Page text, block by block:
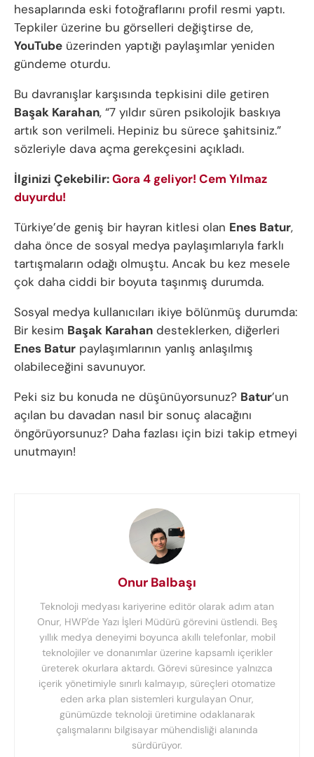
hesaplarında eski fotoğraflarını profil resmi yaptı.
Tepkiler üzerine bu görselleri değiştirse de,
YouTube üzerinden yaptığı paylaşımlar yeniden
gündeme oturdu.
Bu davranışlar karşısında tepkisini dile getiren
Başak Karahan, “7 yıldır süren psikolojik baskıya
artık son verilmeli. Hepiniz bu sürece şahitsiniz.”
sözleriyle dava açma gerekçesini açıkladı.
İlginizi Çekebilir:Gora 4 geliyor! Cem Yılmaz
duyurdu!
Türkiye’de geniş bir hayran kitlesi olan Enes Batur,
daha önce de sosyal medya paylaşımlarıyla farklı
tartışmaların odağı olmuştu. Ancak bu kez mesele
çok daha ciddi bir boyuta taşınmış durumda.
Sosyal medya kullanıcıları ikiye bölünmüş durumda:
Bir kesim Başak Karahan desteklerken, diğerleri
Enes Batur paylaşımlarının yanlış anlaşılmış
olabileceğini savunuyor.
Peki siz bu konuda ne düşünüyorsunuz? Batur’un
açılan bu davadan nasıl bir sonuç alacağını
öngörüyorsunuz? Daha fazlası için bizi takip etmeyi
unutmayın!
Onur Balbaşı
Teknoloji medyası kariyerine editör olarak adım atan
Onur, HWP'de Yazı İşleri Müdürü görevini üstlendi. Beş
yıllık medya deneyimi boyunca akıllı telefonlar, mobil
teknolojiler ve donanımlar üzerine kapsamlı içerikler
üreterek okurlara aktardı. Görevi süresince yalnızca
içerik yönetimiyle sınırlı kalmayıp, süreçleri otomatize
eden arka plan sistemleri kurgulayan Onur,
günümüzde teknoloji üretimine odaklanarak
çalışmalarını bilgisayar mühendisliği alanında
sürdürüyor.